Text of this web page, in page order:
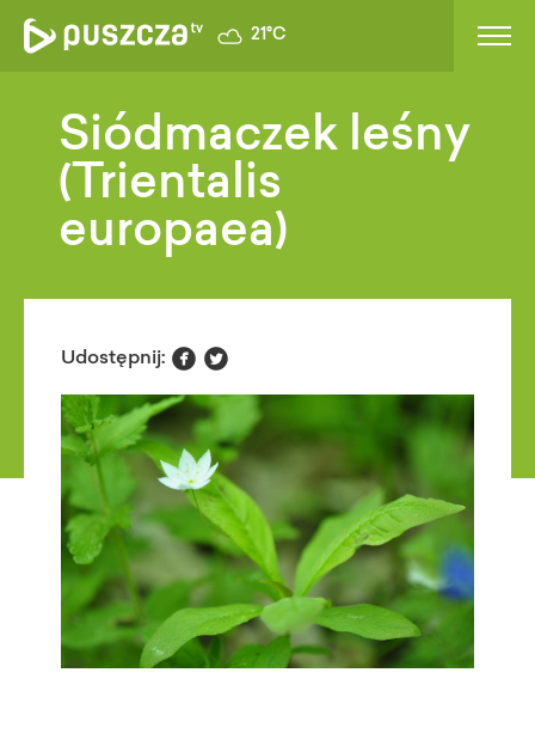
21°C
Siódmaczek leśny
(Trientalis
europaea)
Udostępnij:  